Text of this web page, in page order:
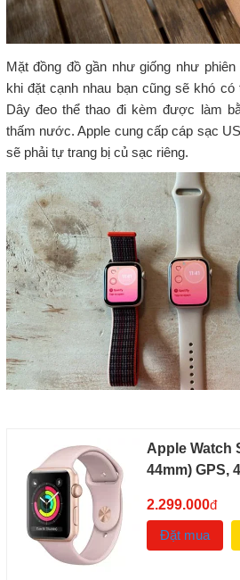
Mặt đồng đồ gần như giống như
khi đặt cạnh nhau bạn cũng sẽ khó có
Dây đeo thể thao đi kèm được làm
thấm nước. Apple cung cấp cáp sạc
sẽ phải tự trang bị củ sạc riêng.
Apple Watch
44mm) GPS,
2.299.000đ
Đặt mua